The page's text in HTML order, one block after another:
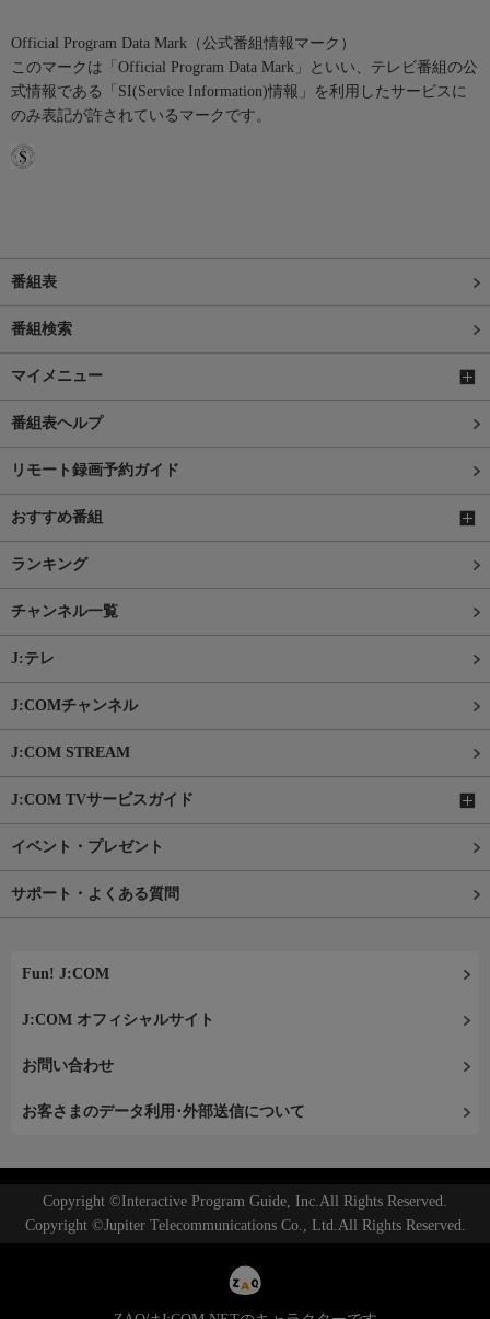
Official Program Data Mark（公式番組情報マーク）
このマークは「Official Program Data Mark」といい、テレビ番組の公
式情報である「SI(Service Information)情報」を利用したサービスに
のみ表記が許されているマークです。
番組表
番組検索
マイメニュー
番組表ヘルプ
リモート録画予約ガイド
おすすめ番組
ランキング
チャンネル一覧
J:テレ
J:COMチャンネル
J:COM STREAM
J:COM TVサービスガイド
イベント・プレゼント
サポート・よくある質問
Fun! J:COM
J:COM オフィシャルサイト
お問い合わせ
お客さまのデータ利用･外部送信について
Copyright ©Interactive Program Guide, Inc.All Rights Reserved.
Copyright ©Jupiter Telecommunications Co., Ltd.All Rights Reserved.